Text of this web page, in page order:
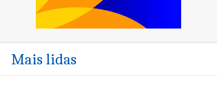
Mais lidas